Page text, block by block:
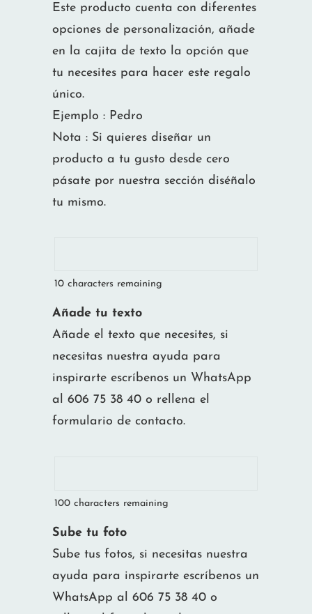
Este producto cuenta con diferentes
opciones de personalización, añade
en la cajita de texto la opción que
tu necesites para hacer este regalo
único.
Ejemplo : Pedro
Nota : Si quieres diseñar un
producto a tu gusto desde cero
pásate por nuestra sección diséñalo
tu mismo.
10 characters remaining
Añade tu texto
Añade el texto que necesites, si
necesitas nuestra ayuda para
inspirarte escríbenos un WhatsApp
al 606 75 38 40 o rellena el
formulario de contacto.
100 characters remaining
Sube tu foto
Sube tus fotos, si necesitas nuestra
ayuda para inspirarte escríbenos un
WhatsApp al 606 75 38 40 o